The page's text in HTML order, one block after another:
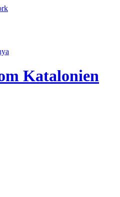
Katalonien